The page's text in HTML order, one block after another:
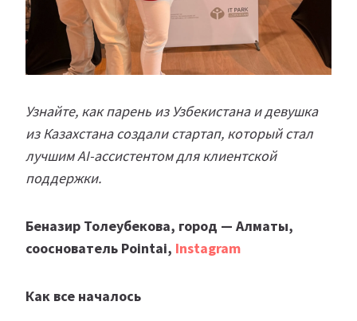
Узнайте, как парень из Узбекистана и девушка
из Казахстана создали стартап, который стал
лучшим AI-ассистентом для клиентской
поддержки.
Беназир Толеубекова, город — Алматы,
сооснователь Pointai, Instagram
Как все началось